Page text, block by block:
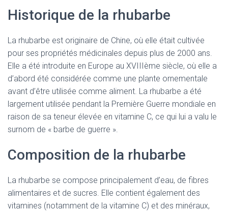
Historique de la rhubarbe
La rhubarbe est originaire de Chine, où elle était cultivée
pour ses propriétés médicinales depuis plus de 2000 ans.
Elle a été introduite en Europe au XVIIIème siècle, où elle a
d’abord été considérée comme une plante ornementale
avant d’être utilisée comme aliment. La rhubarbe a été
largement utilisée pendant la Première Guerre mondiale en
raison de sa teneur élevée en vitamine C, ce qui lui a valu le
surnom de « barbe de guerre ».
Composition de la rhubarbe
La rhubarbe se compose principalement d’eau, de fibres
alimentaires et de sucres. Elle contient également des
vitamines (notamment de la vitamine C) et des minéraux,